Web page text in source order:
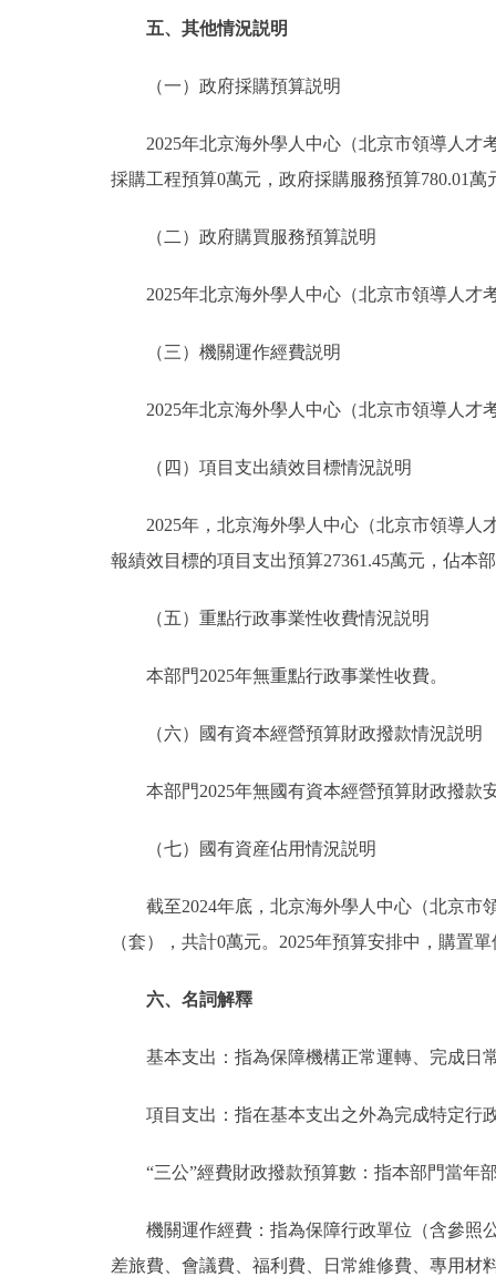
五、其他情況説明
（一）政府採購預算説明
2025年北京海外學人中心（北京市領導人才考
採購工程預算0萬元，政府採購服務預算780.01萬
（二）政府購買服務預算説明
2025年北京海外學人中心（北京市領導人才
（三）機關運作經費説明
2025年北京海外學人中心（北京市領導人才考
（四）項目支出績效目標情況説明
2025年，北京海外學人中心（北京市領導人才
報績效目標的項目支出預算27361.45萬元，佔本
（五）重點行政事業性收費情況説明
本部門2025年無重點行政事業性收費。
（六）國有資本經營預算財政撥款情況説明
本部門2025年無國有資本經營預算財政撥款
（七）國有資産佔用情況説明
截至2024年底，北京海外學人中心（北京市領
（套），共計0萬元。2025年預算安排中，購置
六、名詞解釋
基本支出：指為保障機構正常運轉、完成日
項目支出：指在基本支出之外為完成特定行
“三公”經費財政撥款預算數：指本部門當年部
機關運作經費：指為保障行政單位（含參照公
差旅費、會議費、福利費、日常維修費、專用材